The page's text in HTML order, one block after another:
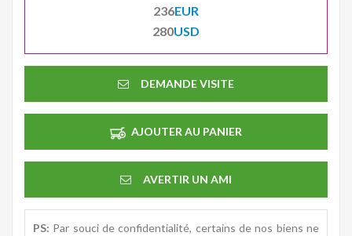
236EUR
280USD
DEMANDE VISITE
AJOUTER AU PANIER
AVERTIR UN AMI
PS: Par souci de confidentialité, certains de nos biens ne